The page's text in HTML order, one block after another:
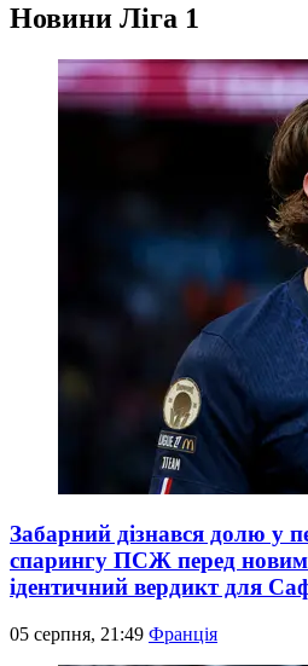
Новини Ліга 1
Забарний дізнався долю у
спарингу ПСЖ перед новим
ідентичний вердикт для
05 серпня, 21:49 Франція